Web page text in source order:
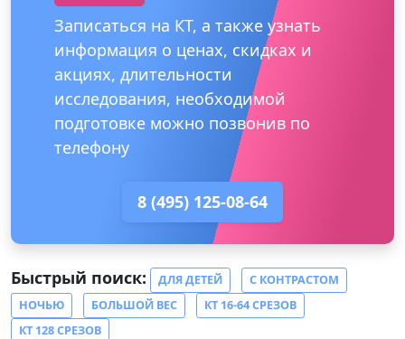
Записаться на КТ, а также узнать
информация о ценах, скидках и
акциях, длительности
исследования, необходимой
подготовке можно позвонив по
телефону
8 (495) 125-08-64
Быстрый поиск: ДЛЯ ДЕТЕЙ
С КОНТРАСТОМ
НОЧЬЮ
БОЛЬШОЙ ВЕС
КТ 16-64 СРЕЗОВ
КТ 128 СРЕЗОВ